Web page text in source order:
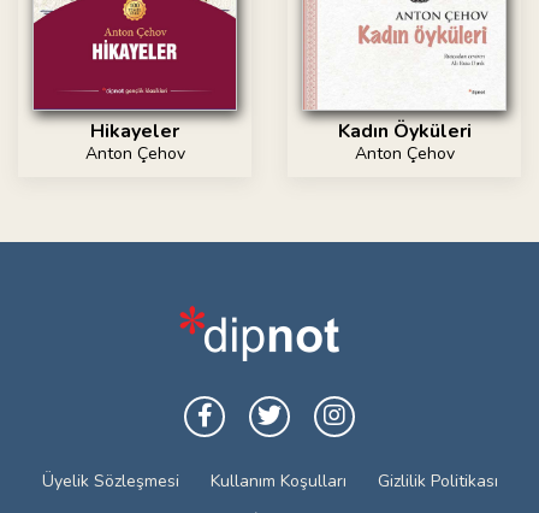
Hikayeler
Anton Çehov
Kadın Öyküleri
Anton Çehov
Üyelik Sözleşmesi Kullanım Koşulları
Gizlilik Politikası